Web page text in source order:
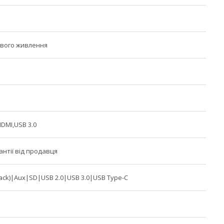
живлення
3.0
від продавця
2.0|USB 3.0|USB Type-C